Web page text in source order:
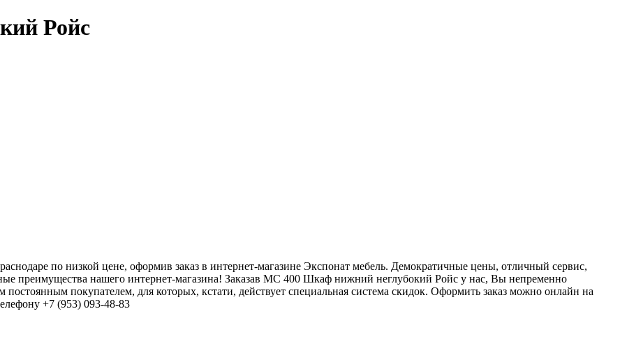
Ройс
по низкой цене, оформив заказ в интернет-магазине Экспонат мебель. Демократичные цены, отличный сервис,
преимущества нашего интернет-магазина! Заказав МС 400 Шкаф нижний неглубокий Ройс у нас, Вы непременно
покупателем, для которых, кстати, действует специальная система скидок. Оформить заказ можно онлайн на
+7 (953) 093-48-83